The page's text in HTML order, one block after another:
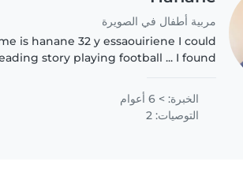
مربية أطفال في الصويرة
is hanane 32 y essaouiriene I could
story playing football ... I found
adventure..
الخبرة: > 6 أعوام
التوصيات: 2